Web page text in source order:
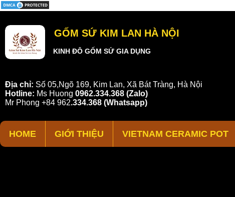
Địa chỉ: Số 05,Ngõ 169, Kim Lan, Xã Bát Tràng, Hà Nội
Hotline: Ms Huong 0962.334.368 (Zalo)
Mr Phong +84 962.334.368 (Whatsapp)
KINH ĐÔ GỐM SỨ GIA DỤNG
GỐM SỨ KIM LAN HÀ NỘI
HOME GIỚI THIỆU VIETNAM CERAMIC POT